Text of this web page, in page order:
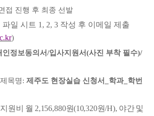
접 진행 후 최종 선발
파일 시트 1, 2, 3 작성 후 이메일 제출
)
인정보동의서/입사지원서(사진 부착 필수)/
목명: 제주도 현장실습 신청서 학과_ 학번
원비 월 2,156,880원(10,320원/H), 야간 및